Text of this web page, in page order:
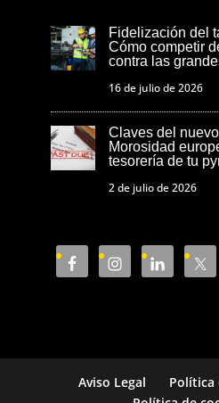
Fidelización del
Cómo competir
contra las
16 de julio de 2026
Claves del
Morosidad
tesorería de tu
2 de julio de 2026
Aviso Legal
Política